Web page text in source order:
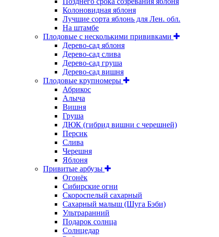
Колоновидная яблоня
Лучшие сорта яблонь для Лен. обл.
На штамбе
Плодовые с несколькими прививками
Дерево-сад яблоня
Дерево-сад слива
Дерево-сад груша
Дерево-сад вишня
Плодовые крупномеры
Абрикос
Алыча
Вишня
Груша
ДЮК (гибрид вишни с черешней)
Персик
Слива
Черешня
Яблоня
Привитые арбузы
Огонёк
Сибирские огни
Скороспелый сахарный
Сахарный малыш (Шуга Бэби)
Ультраранний
Подарок солнца
Солнцедар